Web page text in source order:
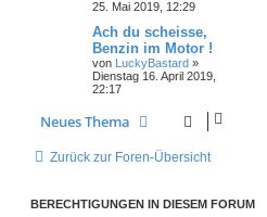
25. Mai 2019, 12:29
Ach du scheisse,
Benzin im Motor !
von LuckyBastard »
Dienstag 16. April 2019,
22:17
Neues Thema
Zurück zur Foren-Übersicht
BERECHTIGUNGEN IN DIESEM FORUM